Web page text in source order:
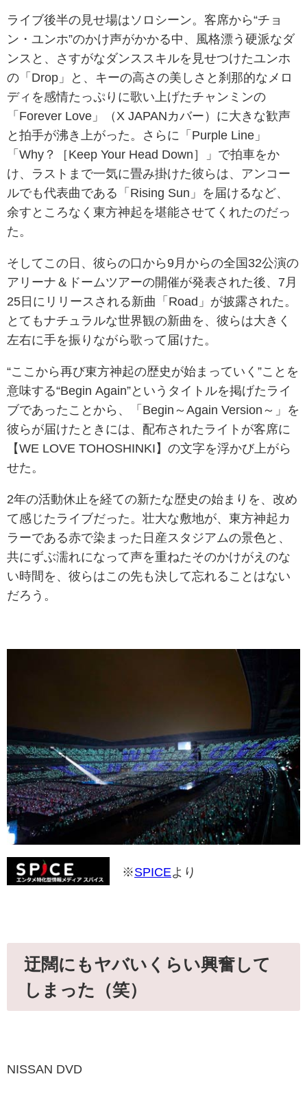
ライブ後半の見せ場はソロシーン。客席から“チョ
ン・ユンホ”のかけ声がかかる中、風格漂う硬派なダ
ンスと、さすがなダンススキルを見せつけたユンホ
の「Drop」と、キーの高さの美しさと刹那的なメロ
ディを感情たっぷりに歌い上げたチャンミンの
「Forever Love」（X JAPANカバー）に大きな歓声
と拍手が沸き上がった。さらに「Purple Line」
「Why？［Keep Your Head Down］」で拍車をか
け、ラストまで一気に畳み掛けた彼らは、アンコー
ルでも代表曲である「Rising Sun」を届けるなど、
余すところなく東方神起を堪能させてくれたのだっ
た。
そしてこの日、彼らの口から9月からの全国32公演の
アリーナ＆ドームツアーの開催が発表された後、7月
25日にリリースされる新曲「Road」が披露された。
とてもナチュラルな世界観の新曲を、彼らは大きく
左右に手を振りながら歌って届けた。
“ここから再び東方神起の歴史が始まっていく”ことを
意味する“Begin Again”というタイトルを掲げたライ
ブであったことから、「Begin～Again Version～」を
彼らが届けたときには、配布されたライトが客席に
【WE LOVE TOHOSHINKI】の文字を浮かび上がら
せた。
2年の活動休止を経ての新たな歴史の始まりを、改め
て感じたライブだった。壮大な敷地が、東方神起カ
ラーである赤で染まった日産スタジアムの景色と、
共にずぶ濡れになって声を重ねたそのかけがえのな
い時間を、彼らはこの先も決して忘れることはない
だろう。
※SPICEより
迂闊にもヤバいくらい興奮して
しまった（笑）
NISSAN DVD